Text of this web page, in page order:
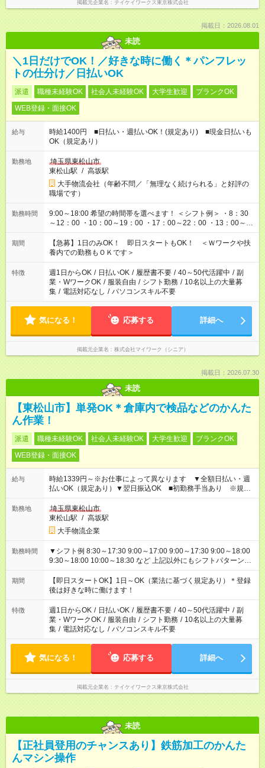
掲載元企業名 テイケイワークス東京株式会社
掲載日：2026.08.01
未読
＼1日だけでOK！／好きな時に働く＊パンフレッ
トの仕分け／日払いOK
派遣 職種未経験OK 社会人未経験OK 大学生歓迎
ブランクOK
WEB登録・面接OK
給与
時給1400円 ■日払い・週払いOK！(規定あり) ■現金日払いも
OK（規定あり）
勤務地
埼玉県東松山市
東松山駅 / 高坂駅
大手物流会社（年齢不問／「無理なく続けられる」と好評の
職場です）
勤務時間
9:00～18:00 希望の時間帯を選べます！ ＜シフト例＞ ・8：30
～12：00 ・10：00～19：00 ・17：00～22：00 ・13：00～
22：00 ・22：00～翌6：00 など
期間
【急募】1日のみOK！ 即日スタートもOK！ ＜Ｗワークや扶
養内での勤務もＯＫです＞
特徴 週1日からOK / 日払いOK / 履歴書不要 / 40～50代活躍中 / 副
業・WワークOK / 服装自由 / シフト勤務 / 10名以上の大量募
集 / 電話対応なし / パソコンスキル不要
気になる！ 応募する 詳細へ
掲載元企業名 株式会社マイワーク（シニア）
掲載日：2026.07.30
未読
【東松山市】単発OK＊倉庫内で検品などのかんた
ん作業！
派遣 職種未経験OK 社会人未経験OK 大学生歓迎
ブランクOK
WEB登録・面接OK
給与
時給1339円～※お仕事によって異なります ▼全額日払い・週
払いOK（規定あり）▼翌日振込OK ■初勤務手当あり ※規定
による
勤務地
埼玉県東松山市
東松山駅 / 高坂駅
大手物流企業
勤務時間
▼シフト例 8:30～17:30 9:00～17:00 9:00～17:30 9:00～18:00
9:30～18:00 10:00～18:30 など 上記以外にもシフトパターンは
あります！ ご都合を聞かせてください＾＾
期間
【即日スタートOK】1日～OK（業法に基づく規定あり）＊登録
後は好きな時に働けます！
特徴 週1日からOK / 日払いOK / 履歴書不要 / 40～50代活躍中 / 副
業・WワークOK / 服装自由 / シフト勤務 / 10名以上の大量募
集 / 電話対応なし / パソコンスキル不要
気になる！ 応募する 詳細へ
掲載元企業名 テイケイワークス東京株式会社
未読
【正社員登用のチャンスあり】鉄筋加工のかんた
んマシン操作